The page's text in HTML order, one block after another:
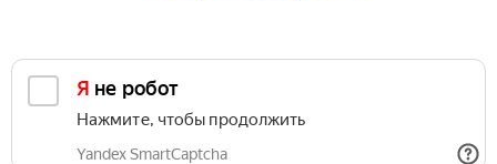
Я не робот
Нажмите, чтобы продолжить
Yandex SmartCaptcha